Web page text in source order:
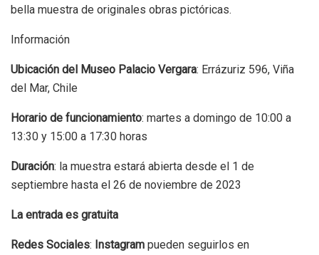
bella muestra de originales obras pictóricas.
Información
Ubicación del Museo Palacio Vergara: Errázuriz 596, Viña
del Mar, Chile
Horario de funcionamiento: martes a domingo de 10:00 a
13:30 y 15:00 a 17:30 horas
Duración: la muestra estará abierta desde el 1 de
septiembre hasta el 26 de noviembre de 2023
La entrada es gratuita
Redes Sociales: Instagram pueden seguirlos en